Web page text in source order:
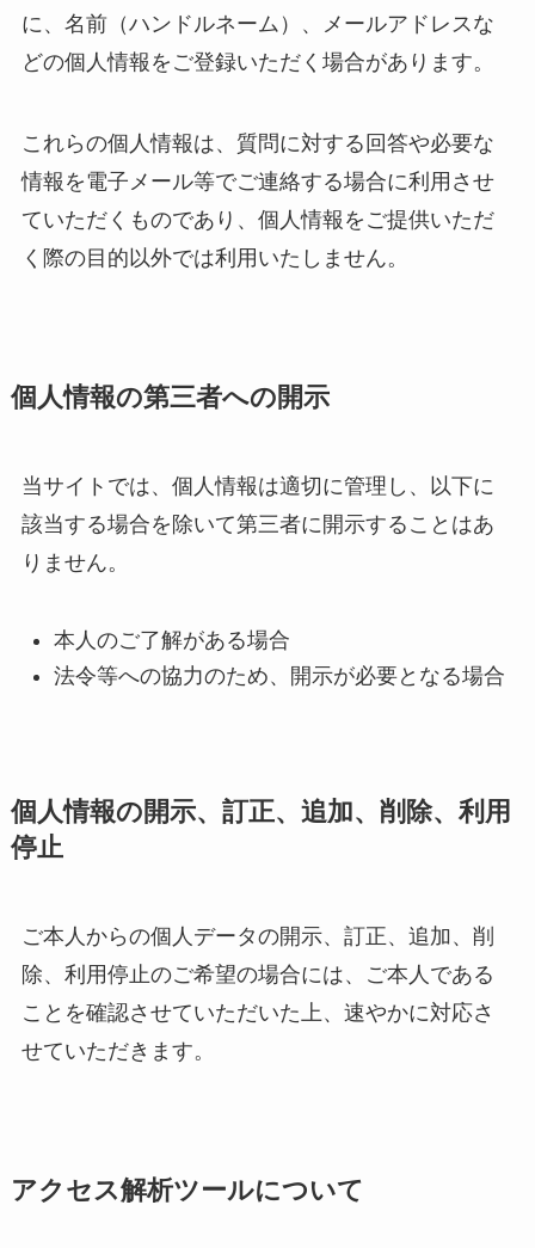
に、名前（ハンドルネーム）、メールアドレスな
どの個人情報をご登録いただく場合があります。
これらの個人情報は、質問に対する回答や必要な
情報を電子メール等でご連絡する場合に利用させ
ていただくものであり、個人情報をご提供いただ
く際の目的以外では利用いたしません。
個人情報の第三者への開示
当サイトでは、個人情報は適切に管理し、以下に
該当する場合を除いて第三者に開示することはあ
りません。
本人のご了解がある場合
法令等への協力のため、開示が必要となる場合
個人情報の開示、訂正、追加、削除、利用
停止
ご本人からの個人データの開示、訂正、追加、削
除、利用停止のご希望の場合には、ご本人である
ことを確認させていただいた上、速やかに対応さ
せていただきます。
アクセス解析ツールについて